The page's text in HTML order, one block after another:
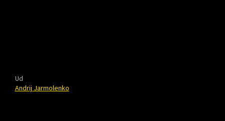
Ud
Andrij Jarmolenko